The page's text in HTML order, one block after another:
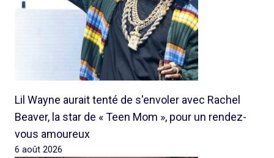
Lil Wayne aurait tenté de s'envoler avec Rachel
Beaver, la star de « Teen Mom », pour un rendez-
vous amoureux
6 août 2026